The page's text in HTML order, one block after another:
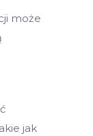
może
jak